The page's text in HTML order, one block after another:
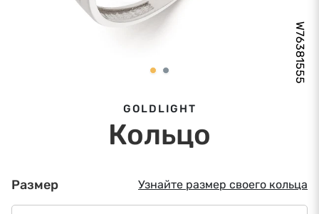
W76381555
GOLDLIGHT
Кольцо
Размер Узнайте размер своего кольца